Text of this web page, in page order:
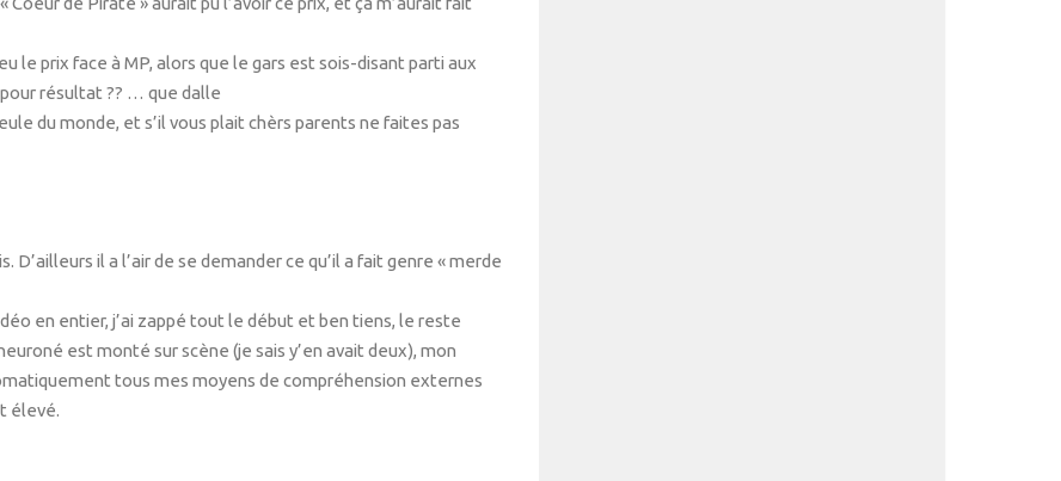
le prix face à MP, alors que le gars est sois-disant parti aux
résultat ?? … que dalle
du monde, et s’il vous plait chèrs parents ne faites pas
D’ailleurs il a l’air de se demander ce qu’il a fait genre « merde
en entier, j’ai zappé tout le début et ben tiens, le reste
est monté sur scène (je sais y’en avait deux), mon
tous mes moyens de compréhension externes
élevé.